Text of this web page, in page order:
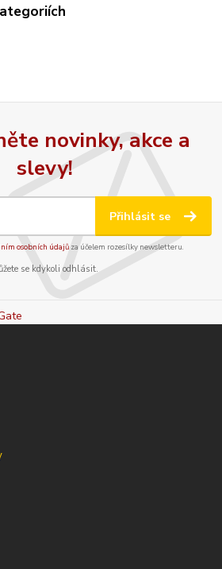
novinky, akce a
slevy!
Přihlásit se
osobních údajůza účelem rozesílky newsletteru.
se kdykoli odhlásit.